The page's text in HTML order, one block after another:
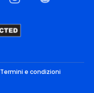
Termini e condizioni